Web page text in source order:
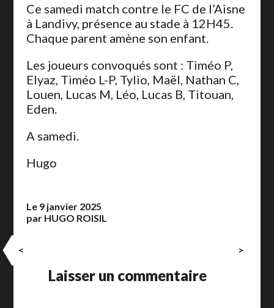
Ce samedi match contre le FC de l’Aisne
à Landivy, présence au stade à 12H45.
Chaque parent amène son enfant.
Les joueurs convoqués sont : Timéo P,
Elyaz, Timéo L-P, Tylio, Maël, Nathan C,
Louen, Lucas M, Léo, Lucas B, Titouan,
Eden.
A samedi.
Hugo
Le 9 janvier 2025
par HUGO ROISIL
Laisser un commentaire
< >